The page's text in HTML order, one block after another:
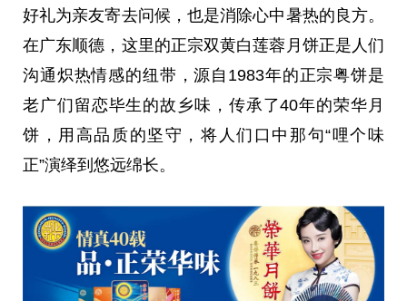
好礼为亲友寄去问候，也是消除心中暑热的良方。
在广东顺德，这里的正宗双黄白莲蓉月饼正是人们
沟通炽热情感的纽带，源自1983年的正宗粤饼是
老广们留恋毕生的故乡味，传承了40年的荣华月
饼，用高品质的坚守，将人们口中那句“哩个味
正”演绎到悠远绵长。